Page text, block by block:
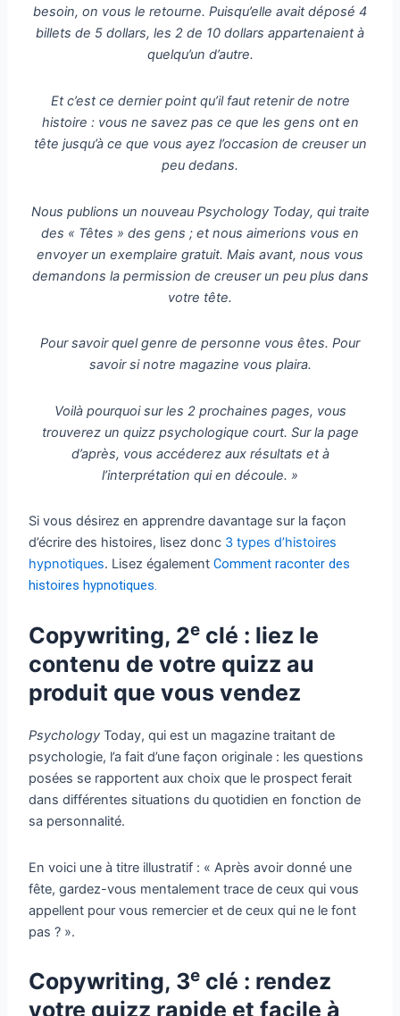
besoin, on vous le retourne. Puisqu’elle avait déposé 4
billets de 5 dollars, les 2 de 10 dollars appartenaient à
quelqu’un d’autre.
Et c’est ce dernier point qu’il faut retenir de notre
histoire : vous ne savez pas ce que les gens ont en
tête jusqu’à ce que vous ayez l’occasion de creuser un
peu dedans.
Nous publions un nouveau Psychology Today, qui traite
des « Têtes » des gens ; et nous aimerions vous en
envoyer un exemplaire gratuit. Mais avant, nous vous
demandons la permission de creuser un peu plus dans
votre tête.
Pour savoir quel genre de personne vous êtes. Pour
savoir si notre magazine vous plaira.
Voilà pourquoi sur les 2 prochaines pages, vous
trouverez un quizz psychologique court. Sur la page
d’après, vous accéderez aux résultats et à
l’interprétation qui en découle. »
Si vous désirez en apprendre davantage sur la façon
d’écrire des histoires, lisez donc 3 types d’histoires
hypnotiques. Lisez égalementComment raconter des
histoires hypnotiques.
Copywriting, 2e clé : liez le
contenu de votre quizz au
produit que vous vendez
Psychology Today, qui est un magazine traitant de
psychologie, l’a fait d’une façon originale : les questions
posées se rapportent aux choix que le prospect ferait
dans différentes situations du quotidien en fonction de
sa personnalité.
En voici une à titre illustratif : « Après avoir donné une
fête, gardez-vous mentalement trace de ceux qui vous
appellent pour vous remercier et de ceux qui ne le font
pas ? ».
Copywriting, 3e clé : rendez
votre quizz rapide et facile à